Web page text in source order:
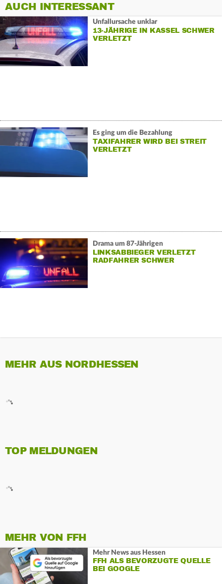
AUCH INTERESSANT
Unfallursache unklar
13-JÄHRIGE IN KASSEL SCHWER
VERLETZT
Es ging um die Bezahlung
TAXIFAHRER WIRD BEI STREIT
VERLETZT
Drama um 87-Jährigen
LINKSABBIEGER VERLETZT
RADFAHRER SCHWER
MEHR AUS NORDHESSEN
TOP MELDUNGEN
MEHR VON FFH
Mehr News aus Hessen
FFH ALS BEVORZUGTE QUELLE
BEI GOOGLE